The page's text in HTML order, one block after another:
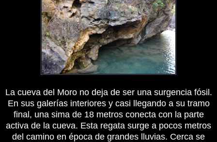
La cueva del Moro no deja de ser una surgencia fósil.
En sus galerías interiores y casi llegando a su tramo
final, una sima de 18 metros conecta con la parte
activa de la cueva. Esta regata surge a pocos metros
del camino en época de grandes lluvias. Cerca se